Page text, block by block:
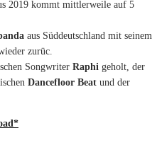
2019 kommt mittlerweile auf 5
aus Süddeutschland mit seinem
zurüc.
Songwriter Raphi geholt, der
Dancefloor Beat und der